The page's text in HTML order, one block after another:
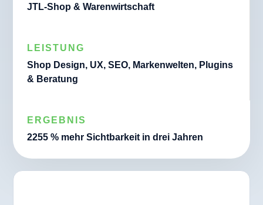
JTL-Shop & Warenwirtschaft
LEISTUNG
Shop Design, UX, SEO, Markenwelten, Plugins
& Beratung
ERGEBNIS
2255 % mehr Sichtbarkeit in drei Jahren